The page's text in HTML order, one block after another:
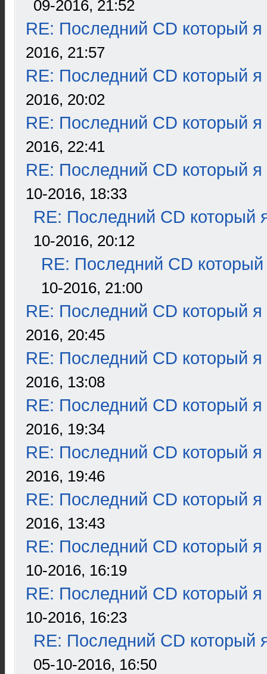
09-2016, 21:52
RE: Последний CD который я
2016, 21:57
RE: Последний CD который я
2016, 20:02
RE: Последний CD который я
2016, 22:41
RE: Последний CD который я
10-2016, 18:33
RE: Последний CD который
10-2016, 20:12
RE: Последний CD который
10-2016, 21:00
RE: Последний CD который я
2016, 20:45
RE: Последний CD который я
2016, 13:08
RE: Последний CD который я
2016, 19:34
RE: Последний CD который я
2016, 19:46
RE: Последний CD который я
2016, 13:43
RE: Последний CD который я
10-2016, 16:19
RE: Последний CD который я
10-2016, 16:23
RE: Последний CD который
05-10-2016, 16:50